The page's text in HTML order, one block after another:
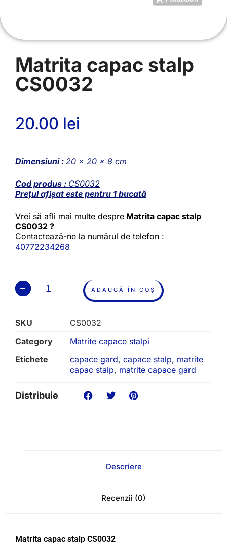
Matrita capac stalp
CS0032
20.00 lei
Dimensiuni : 20 x 20 x 8 cm
Cod produs : CS0032
Prețul afișat este pentru 1 bucată
Vrei să afli mai multe despre Matrita capac stalp
CS0032 ?
Contactează-ne la numărul de telefon :
40772234268
ADAUGĂ ÎN COȘ
SKU
CS0032
Category
Matrite capace stalpi
Etichete
capace gard, capace stalp, matrite
capac stalp, matrite capace gard
Distribuie
Descriere
Recenzii (0)
Matrita capac stalp CS0032